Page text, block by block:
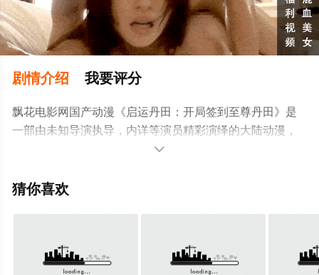
剧情介绍 我要评分
飘花电影网国产动漫《启运丹田：开局签到至尊丹田》是
一部由未知导演执导，内详等演员精彩演绎的大陆动漫，
手机免费观看高清未删减完整版动漫全集就上飘花影院，
了解。

猜你喜欢